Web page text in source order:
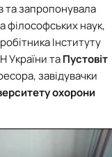
та запропонувала
філософських наук,
Інституту
України таПустовіт
завідувачки
охорони